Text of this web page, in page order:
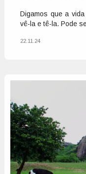
Digamos que a
vê-la e tê-la. Pode
22.11.24